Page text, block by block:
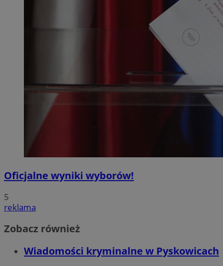
Oficjalne wyniki wyborów!
5
reklama
Zobacz również
Wiadomości kryminalne w Pyskowicach